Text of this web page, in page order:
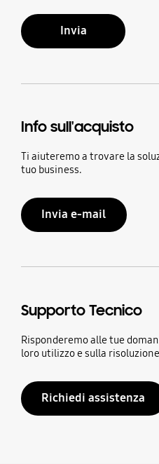
Invia
Info sull'acquisto
Ti aiuteremo a trovare la
tuo business.
Invia e-mail
Supporto Tecnico
Risponderemo alle tue
loro utilizzo e sulla
Richiedi assistenza